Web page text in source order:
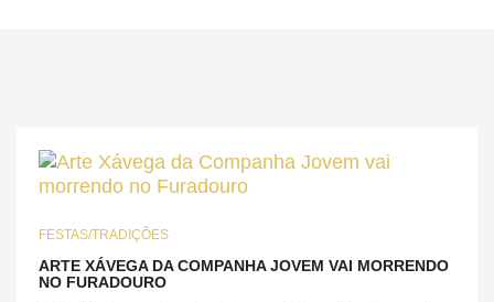
FESTAS/TRADIÇÕES
ARTE XÁVEGA DA COMPANHA JOVEM VAI MORRENDO
NO FURADOURO